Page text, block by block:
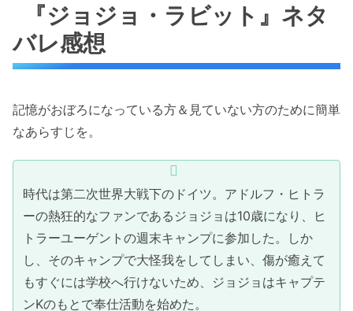
『ジョジョ・ラビット』ネタ
バレ感想
記憶がおぼろになっている方＆見ていない方のために簡単
なあらすじを。
時代は第二次世界大戦下のドイツ。アドルフ・ヒトラ
ーの熱狂的なファンであるジョジョは10歳になり、ヒ
トラーユーゲントの週末キャンプに参加した。しか
し、そのキャンプで大怪我をしてしまい、傷が癒えて
もすぐには学校へ行けないため、ジョジョはキャプテ
ンKのもとで奉仕活動を始めた。